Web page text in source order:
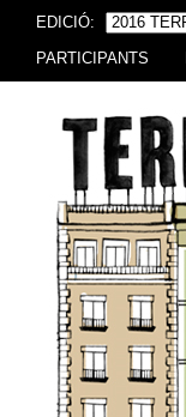
EDICIÓ:
PARTICIPANTS